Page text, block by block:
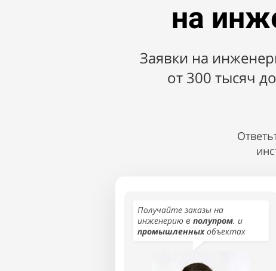
на
Заявки на
от 300 тысяч
Получайте заказы на
инженерию в полупром. и
промышленныхобъектах